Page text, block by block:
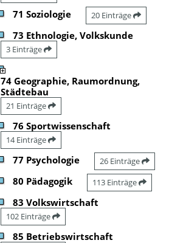
71 Soziologie 20 Einträge
73 Ethnologie, Volkskunde
3 Einträge
74 Geographie, Raumordnung,
Städtebau
21 Einträge
76 Sportwissenschaft
14 Einträge
77 Psychologie 26 Einträge
80 Pädagogik 113 Einträge
83 Volkswirtschaft
102 Einträge
85 Betriebswirtschaft